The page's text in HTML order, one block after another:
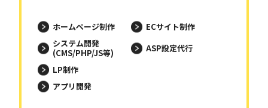
ホームページ制作
ECサイト制作
システム開発
(CMS/PHP/JS等)
ASP設定代行
LP制作
アプリ開発